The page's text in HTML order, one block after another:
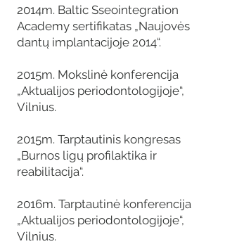
2014m. Baltic Sseointegration
Academy sertifikatas „Naujovės
dantų implantacijoje 2014“.
2015m. Mokslinė konferencija
„Aktualijos periodontologijoje“,
Vilnius.
2015m. Tarptautinis kongresas
„Burnos ligų profilaktika ir
reabilitacija“.
2016m. Tarptautinė konferencija
„Aktualijos periodontologijoje“,
Vilnius.